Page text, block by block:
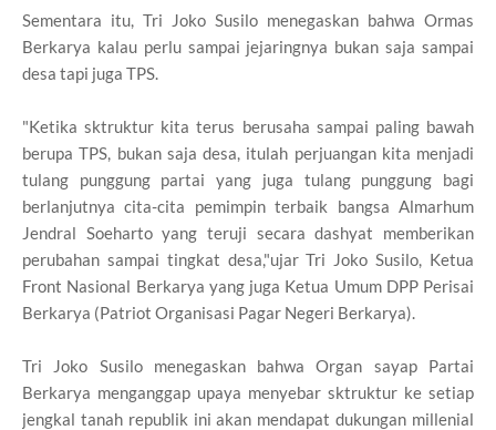
Sementara itu, Tri Joko Susilo menegaskan bahwa Ormas
Berkarya kalau perlu sampai jejaringnya bukan saja sampai
desa tapi juga TPS.
"Ketika sktruktur kita terus berusaha sampai paling bawah
berupa TPS, bukan saja desa, itulah perjuangan kita menjadi
tulang punggung partai yang juga tulang punggung bagi
berlanjutnya cita-cita pemimpin terbaik bangsa Almarhum
Jendral Soeharto yang teruji secara dashyat memberikan
perubahan sampai tingkat desa,"ujar Tri Joko Susilo, Ketua
Front Nasional Berkarya yang juga Ketua Umum DPP Perisai
Berkarya (Patriot Organisasi Pagar Negeri Berkarya).
Tri Joko Susilo menegaskan bahwa Organ sayap Partai
Berkarya menganggap upaya menyebar sktruktur ke setiap
jengkal tanah republik ini akan mendapat dukungan millenial